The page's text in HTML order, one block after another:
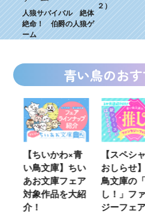
人狼サバイバル 絶体
絶命！ 伯爵の人狼ゲ
ーム
２）
青い鳥のお
【スペシャルな
おしらせ】青い
鳥文庫の「推
し！」ファンタ
ジーフェアがは
エブリス
談社青い
第９回小
催のおし